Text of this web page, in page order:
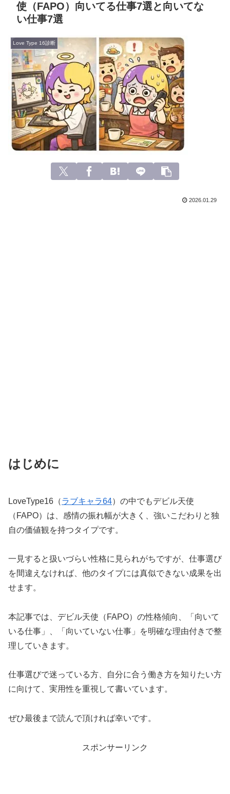
使（FAPO）向いてる仕事7選と向いてな
い仕事7選
Love Type 16診断
2026.01.29
はじめに
LoveType16（ラブキャラ64）の中でもデビル天使
（FAPO）は、感情の振れ幅が大きく、強いこだわりと独
自の価値観を持つタイプです。
一見すると扱いづらい性格に見られがちですが、仕事選び
を間違えなければ、他のタイプには真似できない成果を出
せます。
本記事では、デビル天使（FAPO）の性格傾向、「向いて
いる仕事」、「向いていない仕事」を明確な理由付きで整
理していきます。
仕事選びで迷っている方、自分に合う働き方を知りたい方
に向けて、実用性を重視して書いています。
ぜひ最後まで読んで頂ければ幸いです。
スポンサーリンク